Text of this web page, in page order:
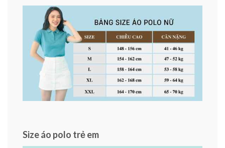
Size áo polo trẻ em